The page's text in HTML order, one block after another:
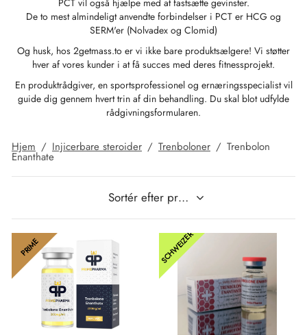
PCT vil også hjælpe med at fastsætte gevinster.
De to mest almindeligt anvendte forbindelser i PCT er HCG og
SERM'er (Nolvadex og Clomid)
Og husk, hos 2getmass.to er vi ikke bare produktsælgere! Vi støtter
hver af vores kunder i at få succes med deres fitnessprojekt.
En produktrådgiver, en sportsprofessionel og ernæringsspecialist vil
guide dig gennem hvert trin af din behandling. Du skal blot udfylde
rådgivningsformularen.
Hjem / Injicerbare steroider / Trenboloner / Trenbolon
Enanthate
PRIME SCHWEIZER
/ PHARMACOM INT. 🌍
(Stanozolol) Oral